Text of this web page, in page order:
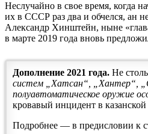
Неслучайно в свое время, когда
их в СССР раз два и обчелся, ан
Александр Хинштейн, ныне
в марте 2019 года вновь
Дополнение 2021 года. Не
систем „Хатсан“, „Хантер“,
полуавтоматическое оружие
кровавый инцидент в
Подробнее — в предисловии к